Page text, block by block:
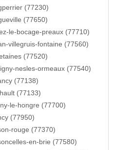
(77230)
(77650)
le-bocage-preaux (77710)
villegruis-fontaine (77560)
(77520)
nesles-ormeaux (77540)
(77138)
(77133)
le-hongre (77700)
(77950)
rouge (77370)
en-brie (77580)